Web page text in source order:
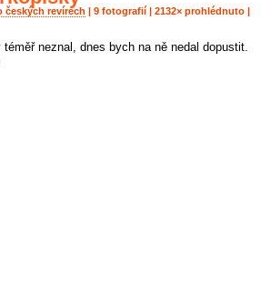
českých revírech | 9 fotografií | 2132× prohlédnuto |
neznal, dnes bych na ně nedal dopustit.